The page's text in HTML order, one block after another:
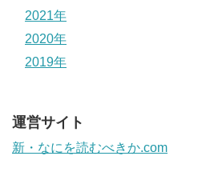
2021年
2020年
2019年
運営サイト
新・なにを読むべきか.com